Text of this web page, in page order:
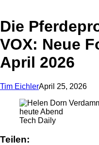
Anzeige
Die
VOX: Neue
April 2026
Tim EichlerApril 25, 2026
Tech Daily
Teilen: